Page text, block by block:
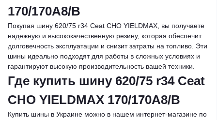
170/170A8/B
Покупая шину 620/75 r34 Ceat CHO YIELDMAX, вы получаете
надежную и высококачественную резину, которая обеспечит
долговечность эксплуатации и снизит затраты на топливо. Эти
шины идеально подходят для работы в сложных условиях и
гарантируют высокую производительность вашей техники.
Где купить шину 620/75 r34 Ceat
CHO YIELDMAX 170/170A8/B
Купить шины в Украине можно в нашем интернет-магазине по